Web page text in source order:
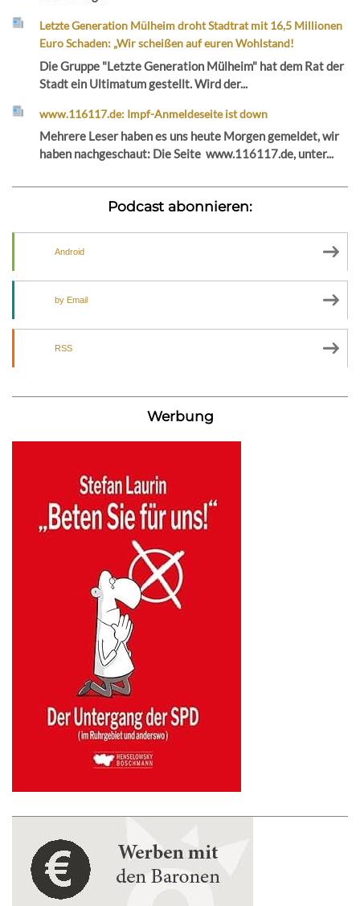
Letzte Generation Mülheim droht Stadtrat mit 16,5 Millionen
Euro Schaden: „Wir scheißen auf euren Wohlstand!
Die Gruppe "Letzte Generation Mülheim" hat dem Rat der
Stadt ein Ultimatum gestellt. Wird der...
www.116117.de: Impf-Anmeldeseite ist down
Mehrere Leser haben es uns heute Morgen gemeldet, wir
haben nachgeschaut: Die Seite www.116117.de, unter...
Podcast abonnieren:
Android
by Email
RSS
Werbung